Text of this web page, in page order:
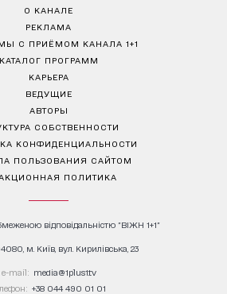
О КАНАЛЕ
РЕКЛАМА
С ПРИЁМОМ КАНАЛА 1+1
КАТАЛОГ ПРОГРАММ
КАРЬЕРА
ВЕДУЩИЕ
АВТОРЫ
СОБСТВЕННОСТИ
КОНФИДЕНЦИАЛЬНОСТИ
ПОЛЬЗОВАНИЯ САЙТОМ
ПОЛИТИКА
відповідальністю "ВІЖН 1+1"
м. Київ, вул. Кирилівська, 23
е-mail: media@1plus1.tv
+38 044 490 01 01